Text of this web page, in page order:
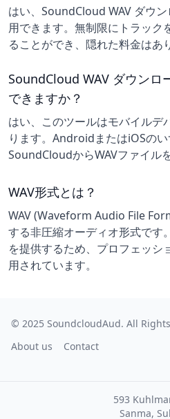
はい、SoundCloud WAV ダウ
用できます。無制限にトラック
ることができ、隠れた料金はあ
SoundCloud WAV ダウンロ
できますか？
はい、このツールはモバイルデ
ります。AndroidまたはiOSの
SoundCloudからWAVファイル
WAV形式とは？
WAV (Waveform Audio File
する非圧縮オーディオ形式です
を提供するため、プロフェッシ
用されています。
© 2025 SoundcloudAud. All
About us
Contact
593
Sanma,